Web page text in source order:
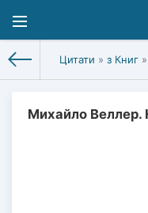
Цитати » з Книг
Михайло Веллер.